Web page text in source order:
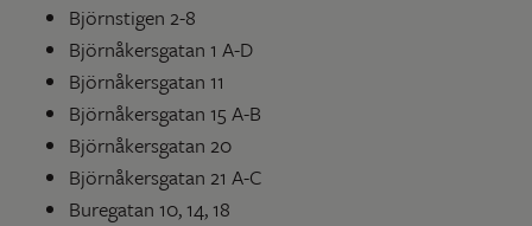
Björnstigen 2-8
Björnåkersgatan 1 A-D
Björnåkersgatan 11
Björnåkersgatan 15 A-B
Björnåkersgatan 20
Björnåkersgatan 21 A-C
Buregatan 10, 14, 18